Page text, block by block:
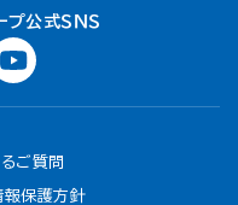
公式ＳＮＳ
ご質問
報保護方針